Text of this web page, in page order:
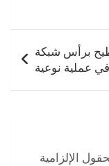
برأس شبكة
عملية نوعية
الإلزامية